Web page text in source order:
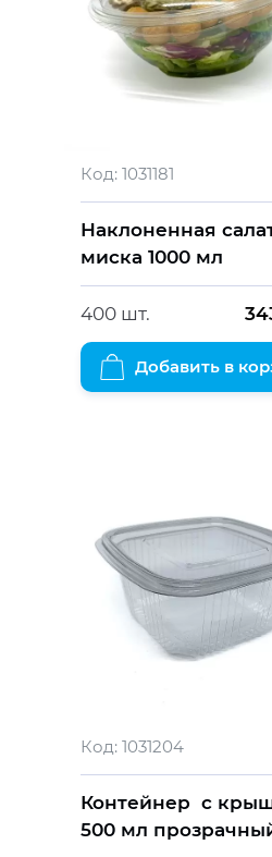
Код: 1031181
Наклоненная
миска 1000 мл
400 шт.
Добавить в
Код: 1031204
Контейнер с
500 мл